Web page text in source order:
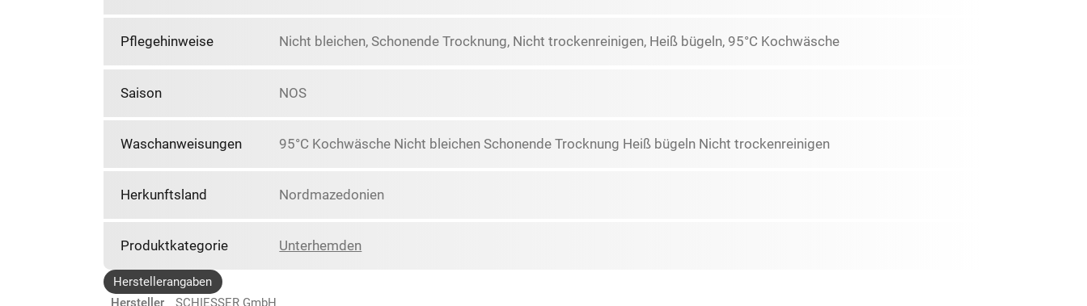
Pflegehinweise Nicht bleichen, Schonende Trocknung, Nicht trockenreinigen, Heiß bügeln, 95°C Kochwäsche
Saison NOS
Waschanweisungen 95°C Kochwäsche Nicht bleichen Schonende Trocknung Heiß bügeln Nicht trockenreinigen
Herkunftsland Nordmazedonien
Produktkategorie Unterhemden
Herstellerangaben
Hersteller
SCHIESSER GmbH